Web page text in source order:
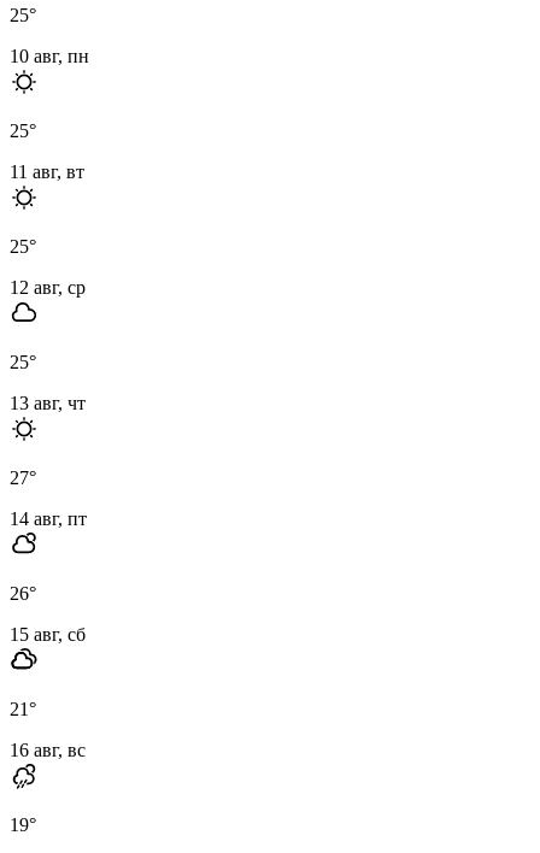
25°
10 авг, пн
25°
11 авг, вт
25°
12 авг, ср
25°
13 авг, чт
27°
14 авг, пт
26°
15 авг, сб
21°
16 авг, вс
19°